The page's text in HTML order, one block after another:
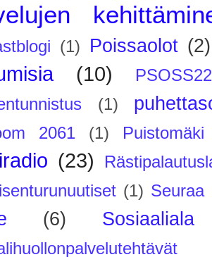
(1) Poissaolot (2)
(10)
(1)
2061 (1)
(23)
(1) Seuraa
(6) Sosiaaliala